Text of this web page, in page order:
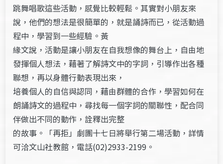
跳舞唱歌這些活動，感覺比較輕鬆。其實對小朋友來
說，他們的想法是很簡單的，就是誦詩而已，從活動過
程中，學習到一些經驗。黃
緣文說，活動是讓小朋友在自我想像的舞台上，自由地
發揮個人想法，藉著了解詩文中的字詞，引導作出各種
聯想，再以身體行動表現出來，
培養個人的自信與認同，藉由群體的合作，學習如何在
朗誦詩文的過程中，尋找每一個字詞的關聯性，配合同
伴做出不同的動作，詮釋出完整
的故事。「再拒」劇團十七日將舉行第二場活動，詳情
可洽文山社教館，電話(02)2933-2199。